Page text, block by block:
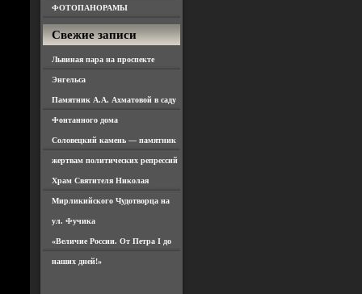
ФОТОПАНОРАМЫ
Свежие записи
Львиная пара на проспекте
Энгельса
Памятник А.А. Ахматовой в саду
Фонтанного дома
Соловецкий камень — памятник
жертвам политических репрессий
Храм Святителя Николая
Мирликийского Чудотворца на
ул. Фучика
«Величие России. От Петра I до
наших дней!»